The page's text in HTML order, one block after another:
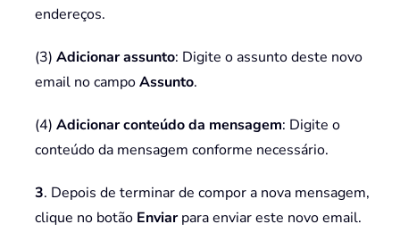
endereços.
(3) Adicionar assunto: Digite o assunto deste novo
email no campoAssunto.
(4) Adicionar conteúdo da mensagem: Digite o
conteúdo da mensagem conforme necessário.
3. Depois de terminar de compor a nova mensagem,
clique no botão Enviarpara enviar este novo email.